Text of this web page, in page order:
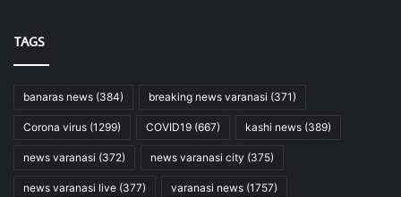
TAGS
banaras news (384) breaking news varanasi (371)
Corona virus (1299) COVID19 (667) kashi news (389)
news varanasi (372) news varanasi city (375)
news varanasi live (377) varanasi news (1757)